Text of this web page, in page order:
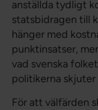
anställda tydligt
statsbidragen till
hänger med
punktinsatser,
vad svenska
politikerna
För att välfärden